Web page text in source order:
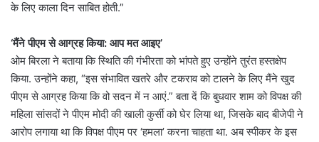
के लिए काला दिन साबित होती.”
‘मैंने पीएम से आग्रह किया: आप मत आइए’
ओम बिरला ने बताया कि स्थिति की गंभीरता को भांपते हुए उन्होंने तुरंत हस्तक्षेप
किया. उन्होंने कहा, “इस संभावित खतरे और टकराव को टालने के लिए मैंने खुद
पीएम से आग्रह किया कि वो सदन में न आएं.” बता दें क‍ि बुधवार शाम को विपक्ष की
महिला सांसदों ने पीएम मोदी की खाली कुर्सी को घेर लिया था, जिसके बाद बीजेपी ने
आरोप लगाया था कि विपक्ष पीएम पर ‘हमला’ करना चाहता था. अब स्पीकर के इस